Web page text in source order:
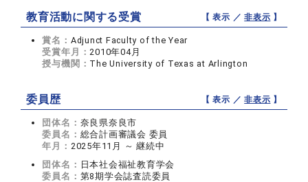
教育活動に関する受賞 【 表示 ／非表示 】
賞名： Adjunct Faculty of the Year
受賞年月：2010年04月
授与機関： The University of Texas at Arlington
委員歴 【 表示 ／非表示 】
団体名： 奈良県奈良市
委員名： 総合計画審議会 委員
年月： 2025年11月 ～ 継続中
団体名： 日本社会福祉教育学会
委員名： 第8期学会誌査読委員